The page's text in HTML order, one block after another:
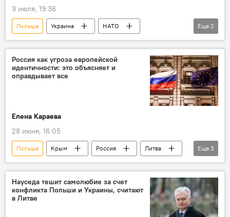
3 июля, 19:36
Польша Украина
НАТО
Дональд Туск
В мире
Еще 2
Россия как угроза европейской
идентичности: это объясняет и
оправдывает все
Елена Караева
28 июня, 16:05
Польша Крым Россия
Литва
Украина
Прибалтика В мире
Еще 3
Науседа тешит самолюбие за счет
конфликта Польши и Украины, считают
в Литве